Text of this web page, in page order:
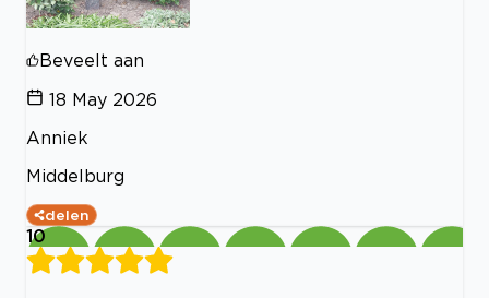
Beveelt aan
18 May 2026
Anniek
Middelburg
delen
10